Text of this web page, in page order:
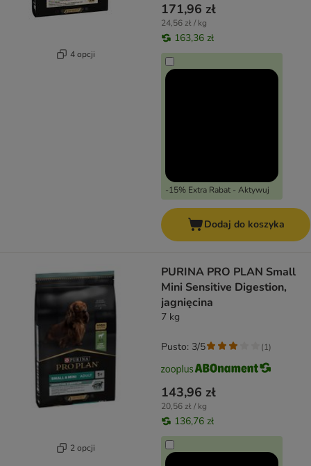
4 opcji
171,96 zł
24,56 zł / kg
163,36 zł
-15% Extra Rabat - Aktywuj
Dodaj do koszyka
2 opcji
PURINA PRO PLAN Small
Mini Sensitive Digestion,
jagnięcina
7 kg
143,96 zł
20,56 zł / kg
136,76 zł
Pusto: 3/5 (1)